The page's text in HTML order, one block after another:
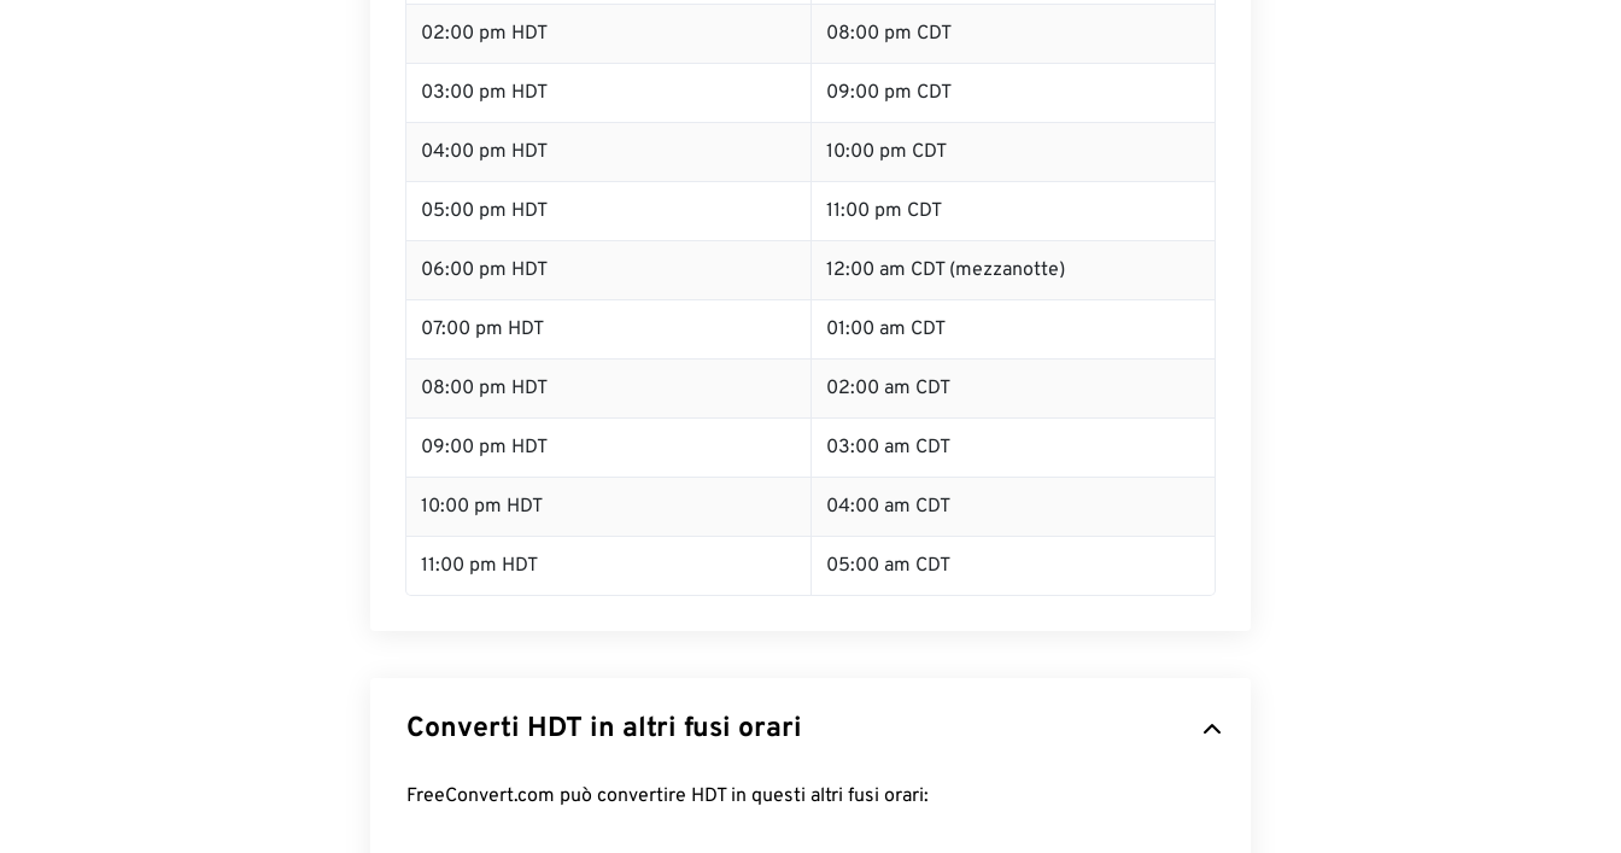
02:00 pm HDT 08:00 pm CDT
03:00 pm HDT 09:00 pm CDT
04:00 pm HDT 10:00 pm CDT
05:00 pm HDT 11:00 pm CDT
06:00 pm HDT 12:00 am CDT (mezzanotte)
07:00 pm HDT 01:00 am CDT
08:00 pm HDT 02:00 am CDT
09:00 pm HDT 03:00 am CDT
10:00 pm HDT 04:00 am CDT
11:00 pm HDT 05:00 am CDT
Converti HDT in altri fusi orari
FreeConvert.com può convertire HDT in questi altri fusi orari: